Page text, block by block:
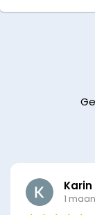
1